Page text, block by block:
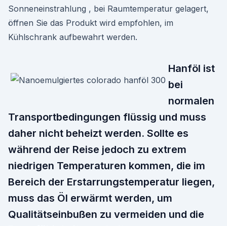
Sonneneinstrahlung , bei Raumtemperatur gelagert,
öffnen Sie das Produkt wird empfohlen, im
Kühlschrank aufbewahrt werden.
Hanföl ist
bei
normalen
Transportbedingungen flüssig und muss
daher nicht beheizt werden. Sollte es
während der Reise jedoch zu extrem
niedrigen Temperaturen kommen, die im
Bereich der Erstarrungstemperatur liegen,
muss das Öl erwärmt werden, um
Qualitätseinbußen zu vermeiden und die